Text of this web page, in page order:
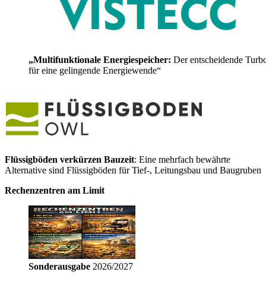
„Multifunktionale Energiespeicher: Der entscheidende
für eine gelingende Energiewende“
Flüssigböden verkürzen Bauzeit: Eine mehrfach bewährte
Alternative sind Flüssigböden für Tief-, Leitungsbau und Baugruben
Rechenzentren am Limit
Sonderausgabe 2026/2027